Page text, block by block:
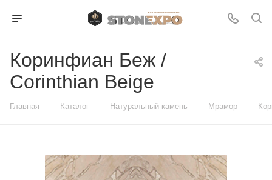
Коринфиан Беж /
Corinthian Beige
Главная — Каталог — Натуральный камень — Мрамор —